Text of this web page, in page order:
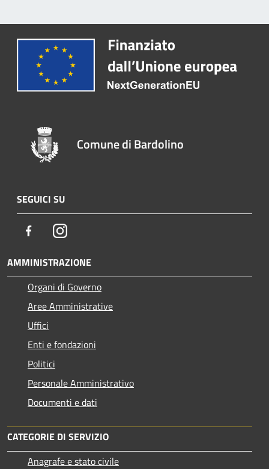
Comune di Bardolino
SEGUICI SU
FacebookInstagram
AMMINISTRAZIONE
Organi di Governo
Aree Amministrative
Uffici
Enti e fondazioni
Politici
Personale Amministrativo
Documenti e dati
CATEGORIE DI SERVIZIO
Anagrafe e stato civile